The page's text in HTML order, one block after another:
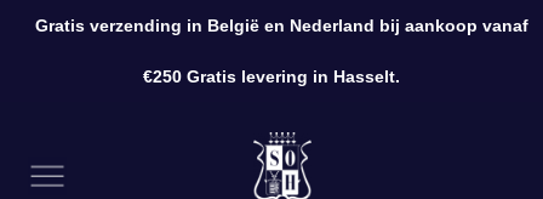
Kleding
Gratis verzending in België en Nederland bij aankoop vanaf
€250 Gratis levering in Hasselt.